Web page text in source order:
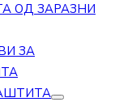
ОД ЗАРАЗНИ
ЗА